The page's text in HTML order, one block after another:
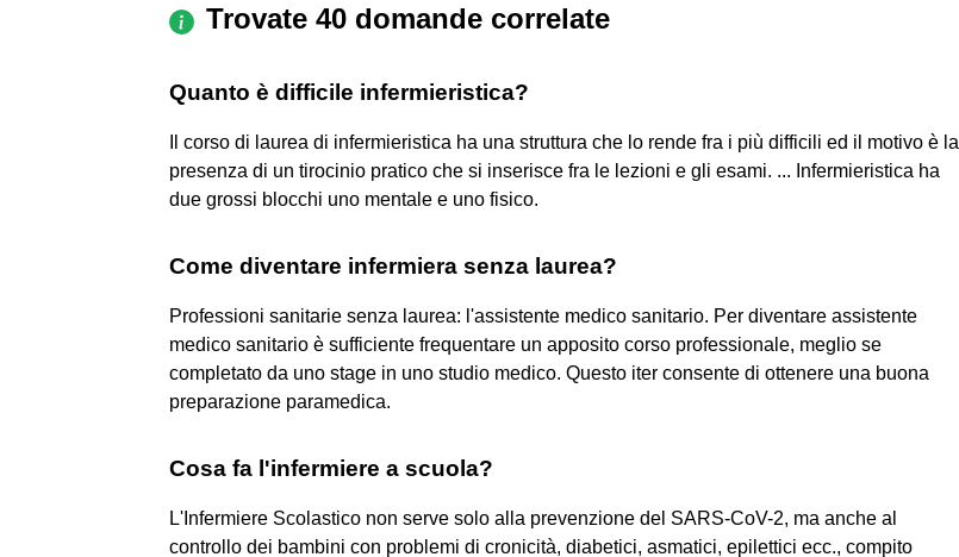
Trovate 40 domande correlate
Quanto è difficile infermieristica?
Il corso di laurea di infermieristica ha una struttura che lo rende fra i più difficili ed il motivo è la
presenza di un tirocinio pratico che si inserisce fra le lezioni e gli esami. ... Infermieristica ha
due grossi blocchi uno mentale e uno fisico.
Come diventare infermiera senza laurea?
Professioni sanitarie senza laurea: l'assistente medico sanitario. Per diventare assistente
medico sanitario è sufficiente frequentare un apposito corso professionale, meglio se
completato da uno stage in uno studio medico. Questo iter consente di ottenere una buona
preparazione paramedica.
Cosa fa l'infermiere a scuola?
L'Infermiere Scolastico non serve solo alla prevenzione del SARS-CoV-2, ma anche al
controllo dei bambini con problemi di cronicità, diabetici, asmatici, epilettici ecc., compito